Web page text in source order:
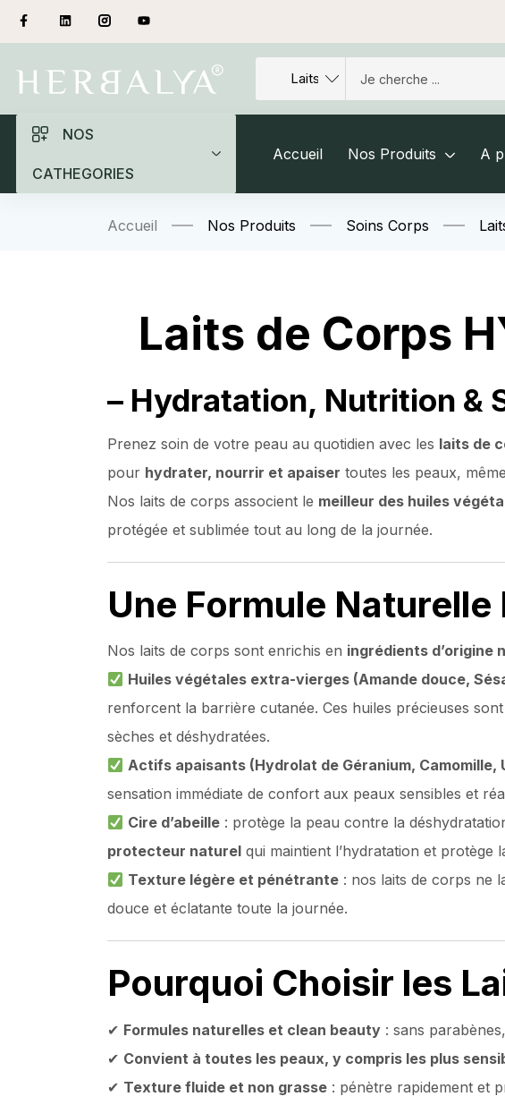
NOS
CATHEGORIES
Accueil Nos Produits A
Accueil Nos Produits Soins Corps
Laits de Corps
– Hydratation, Nutrition &
Prenez soin de votre peau au quotidien avec les laits de
pour hydrater, nourrir et apaiser toutes les peaux,
Nos laits de corps associent le meilleur des huiles
protégée et sublimée tout au long de la journée.
Une Formule
Nos laits de corps sont enrichis en ingrédients d’origine
Huiles végétales extra-vierges (Amande douce,
renforcent la barrière cutanée. Ces huiles précieuses
sèches et déshydratées.
Actifs apaisants (Hydrolat de Géranium, Camomille,
sensation immédiate de confort aux peaux sensibles et
Cire d’abeille : protège la peau contre la
protecteur naturel qui maintient l’hydratation et protège
Texture légère et pénétrante : nos laits de corps ne
douce et éclatante toute la journée.
Pourquoi Choisir les
✔ Formules naturelles et clean beauty : sans
✔ Convient à toutes les peaux, y compris les plus
✔ Texture fluide et non grasse : pénètre rapidement et